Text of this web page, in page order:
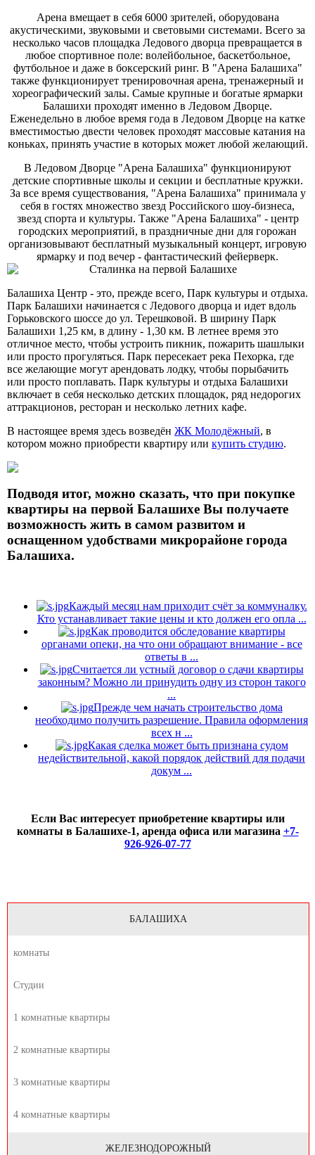
Арена вмещает в себя 6000 зрителей, оборудована
акустическими, звуковыми и световыми системами. Всего за
несколько часов площадка Ледового дворца превращается в
любое спортивное поле: волейбольное, баскетбольное,
футбольное и даже в боксерский ринг. В "Арена Балашиха"
также функционирует тренировочная арена, тренажерный и
хореографический залы. Самые крупные и богатые ярмарки
Балашихи проходят именно в Ледовом Дворце.
Еженедельно в любое время года в Ледовом Дворце на катке
вместимостью двести человек проходят массовые катания на
коньках, принять участие в которых может любой желающий.
В Ледовом Дворце "Арена Балашиха" функционируют
детские спортивные школы и секции и бесплатные кружки.
За все время существования, "Арена Балашиха" принимала у
себя в гостях множество звезд Российского шоу-бизнеса,
звезд спорта и культуры. Также "Арена Балашиха" - центр
городских мероприятий, в праздничные дни для горожан
организовывают бесплатный музыкальный концерт, игровую
ярмарку и под вечер - фантастический фейерверк.
Балашиха Центр - это, прежде всего, Парк культуры и отдыха.
Парк Балашихи начинается с Ледового дворца и идет вдоль
Горьковского шоссе до ул. Терешковой. В ширину Парк
Балашихи 1,25 км, в длину - 1,30 км. В летнее время это
отличное место, чтобы устроить пикник, пожарить шашлыки
или просто прогуляться. Парк пересекает река Пехорка, где
все желающие могут арендовать лодку, чтобы порыбачить
или просто поплавать. Парк культуры и отдыха Балашихи
включает в себя несколько детских площадок, ряд недорогих
аттракционов, ресторан и несколько летних кафе.
В настоящее время здесь возведён ЖК Молодёжный, в
котором можно приобрести квартиру или купить студию.
Подводя итог, можно сказать, что при покупке
квартиры на первой Балашихе Вы получаете
возможность жить в самом развитом и
оснащенном удобствами микрорайоне города
Балашиха.
Каждый месяц нам приходит счёт за коммуналку.
Кто устанавливает такие цены и кто должен его опла ...
Как проводится обследование квартиры
органами опеки, на что они обращают внимание - все
ответы в ...
Считается ли устный договор о сдачи квартиры
законным? Можно ли принудить одну из сторон такого
...
Прежде чем начать строительство дома
необходимо получить разрешение. Правила оформления
всех н ...
Какая сделка может быть признана судом
недействительной, какой порядок действий для подачи
докум ...
Если Вас интересует приобретение квартиры или
комнаты в Балашихе-1, аренда офиса или магазина +7-
926-926-07-77
БАЛАШИХА
комнаты
Студии
1 комнатные квартиры
2 комнатные квартиры
3 комнатные квартиры
4 комнатные квартиры
ЖЕЛЕЗНОДОРОЖНЫЙ